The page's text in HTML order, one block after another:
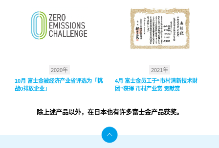
2020年
10月 富士金被经济产业省评选为「挑
战0排放企业」
2021年
4月 富士金员工于“市村清新技术财
团”获得 市村产业赏 贡献赏
除上述产品以外，在日本也有许多富士金产品获奖。